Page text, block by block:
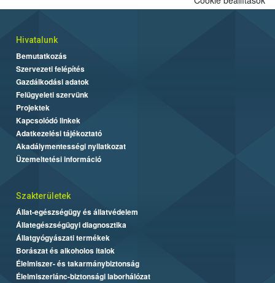
Hivatalunk
Bemutatkozás
Szervezeti felépítés
Gazdálkodási adatok
Felügyeleti szervünk
Projektek
Kapcsolódó linkek
Adatkezelési tájékoztató
Akadálymentességi nyilatkozat
Üzemeltetési információ
Szakterületek
Állat-egészségügy és állatvédelem
Állategészségügyi diagnosztika
Állatgyógyászati termékek
Borászat és alkoholos italok
Élelmiszer- és takarmánybiztonság
Élelmiszerlánc-biztonsági laborhálózat